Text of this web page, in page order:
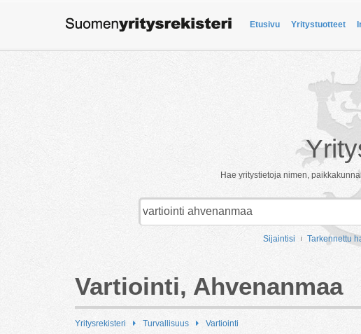
Etusivu Yritystuotteet
Hae yritystietoja nimen,
Sijaintisi Tarkennettu
Vartiointi, Ahvenanmaa
Yritysrekisteri Turvallisuus Vartiointi